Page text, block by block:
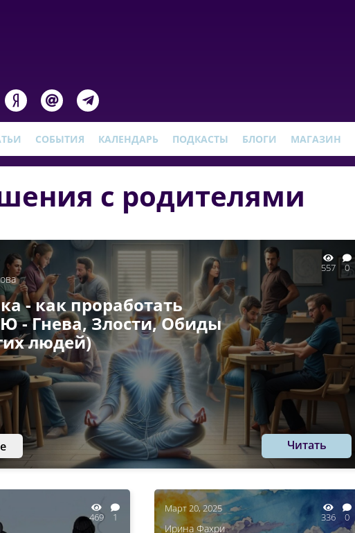
СОБЫТИЯ КАЛЕНДАРЬ ПОДКАСТЫ БЛОГИ МАГАЗИН
с родителями
557 0
- как проработать
- Гнева, Злости, Обиды
людей)
Читать
469 1
Март 20, 2025
336 0
Ирина Фахри